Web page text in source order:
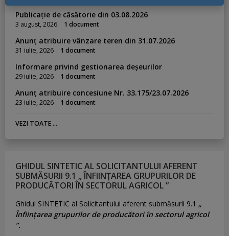
Publicație de căsătorie din 03.08.2026
3 august, 2026 1 document
Anunț atribuire vânzare teren din 31.07.2026
31 iulie, 2026 1 document
Informare privind gestionarea deșeurilor
29 iulie, 2026 1 document
Anunț atribuire concesiune Nr. 33.175/23.07.2026
23 iulie, 2026 1 document
VEZI TOATE ...
GHIDUL SINTETIC AL SOLICITANTULUI AFERENT
SUBMĂSURII 9.1 „ ÎNFIINȚAREA GRUPURILOR DE
PRODUCĂTORI ÎN SECTORUL AGRICOL ”
Ghidul SINTETIC al Solicitantului aferent submăsurii 9.1 „
Înființarea grupurilor de producători în sectorul agricol
”.